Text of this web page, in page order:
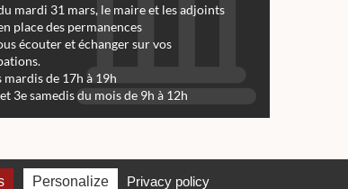
mardi 31 mars, le maire et les adjoints
place des permanences
écouter et échanger sur vos
mardis de 17h à 19h
3e samedis du mois de 9h à 12h
- Conception & Réalisation Web RK Création
Personalize Privacy policy